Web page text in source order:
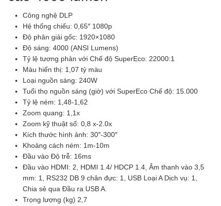
Công nghệ DLP
Hệ thống chiếu: 0,65″ 1080p
Độ phân giải gốc: 1920×1080
Độ sáng: 4000 (ANSI Lumens)
Tỷ lệ tương phản với Chế độ SuperEco: 22000:1
Màu hiển thị: 1,07 tỷ màu
Loại nguồn sáng: 240W
Tuổi thọ nguồn sáng (giờ) với SuperEco Chế độ: 15.000
Tỷ lệ ném: 1,48-1,62
Zoom quang: 1,1x
Zoom kỹ thuật số: 0,8 x-2.0x
Kích thước hình ảnh: 30″-300″
Khoảng cách ném: 1m-10m
Đầu vào Độ trễ: 16ms
Đầu vào HDMI: 2, HDMI 1.4/ HDCP 1.4, Âm thanh vào 3,5
mm: 1, RS232 DB 9 chân đực: 1, USB Loại A Dịch vụ: 1,
Chia sẻ qua Đầu ra USB A.
Trọng lượng (kg) 2,7